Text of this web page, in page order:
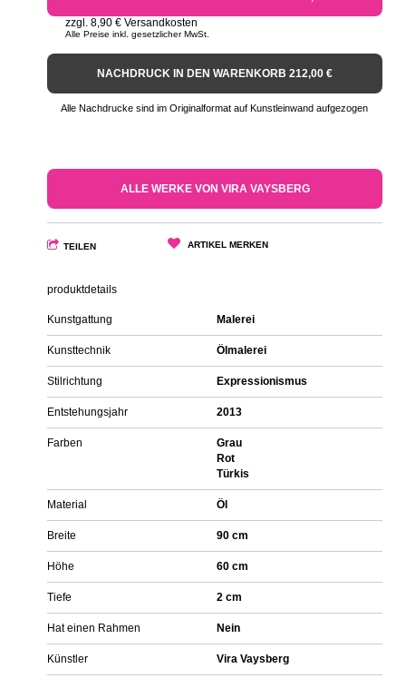
zzgl. 8,90 € Versandkosten
Alle Preise inkl. gesetzlicher MwSt.
NACHDRUCK IN DEN WARENKORB 212,00 €
Alle Nachdrucke sind im Originalformat auf Kunstleinwand aufgezogen
ALLE WERKE VON VIRA VAYSBERG
TEILEN ARTIKEL MERKEN
produktdetails
Kunstgattung Malerei
Kunsttechnik Ölmalerei
Stilrichtung Expressionismus
Entstehungsjahr 2013
Farben
Grau
Rot
Türkis
Material Öl
Breite 90 cm
Höhe 60 cm
Tiefe 2 cm
Hat einen Rahmen Nein
Künstler Vira Vaysberg